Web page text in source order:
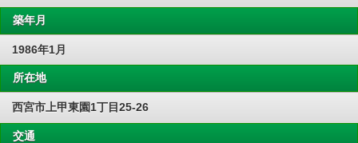
築年月
1986年1月
所在地
西宮市上甲東園1丁目25-26
交通